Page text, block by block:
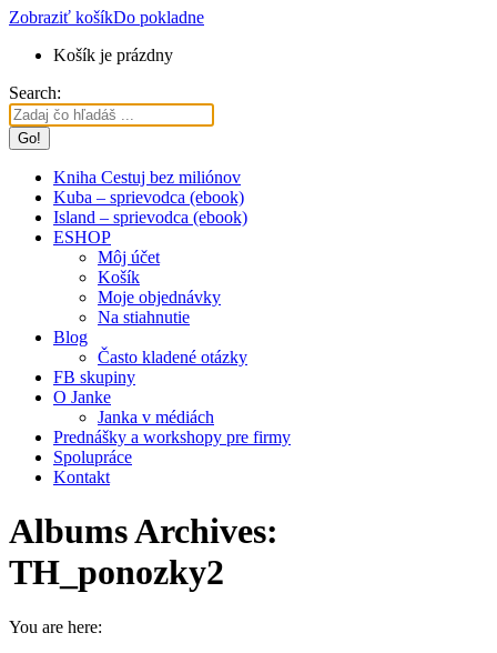
Zobraziť košíkDo pokladne
Košík je prázdny
Search:
Kniha Cestuj bez miliónov
Kuba – sprievodca (ebook)
Island – sprievodca (ebook)
ESHOP
Môj účet
Košík
Moje objednávky
Na stiahnutie
Blog
Často kladené otázky
FB skupiny
O Janke
Janka v médiách
Prednášky a workshopy pre firmy
Spolupráce
Kontakt
Albums Archives:
TH_ponozky2
You are here: